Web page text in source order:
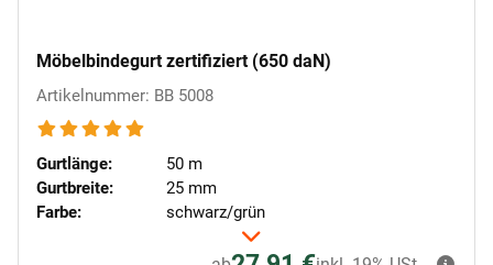
Möbelbindegurt zertifiziert (650 daN)
Artikelnummer: BB 5008
Gurtlänge:
50 m
Gurtbreite:
25 mm
Farbe:
schwarz/grün